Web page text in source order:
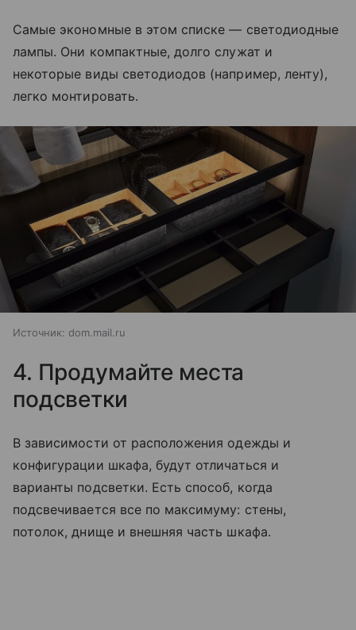
Самые экономные в этом списке — светодиодные
лампы. Они компактные, долго служат и
некоторые виды светодиодов (например, ленту),
легко монтировать.
Источник: dom.mail.ru
4. Продумайте места
подсветки
В зависимости от расположения одежды и
конфигурации шкафа, будут отличаться и
варианты подсветки. Есть способ, когда
подсвечивается все по максимуму: стены,
потолок, днище и внешняя часть шкафа.